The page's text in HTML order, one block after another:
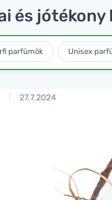
és jótékony
parfümök Unisex
27.7.2024